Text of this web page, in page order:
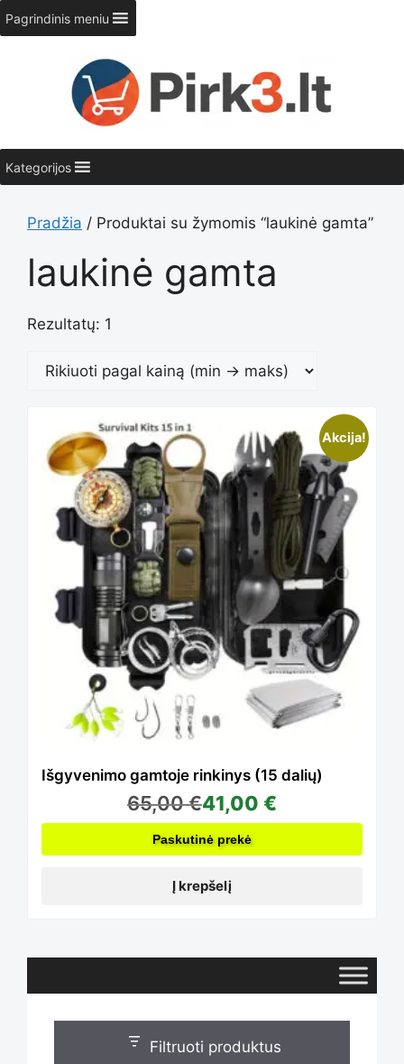
Pereiti
prie
turinio
Pagrindinis meniu
Kategorijos
Pradžia / Produktai su žymomis “laukinė gamta”
laukinė gamta
Rezultatų: 1
Akcija!
Išgyvenimo gamtoje rinkinys (15 dalių)
65,00€41,00 €
Paskutinė prekė
Į krepšelį
Filtruoti produktus